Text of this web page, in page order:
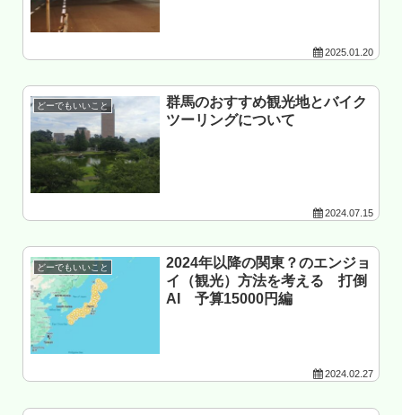
2025.01.20
どーでもいいこと
群馬のおすすめ観光地とバイク
ツーリングについて
2024.07.15
どーでもいいこと
2024年以降の関東？のエンジョ
イ（観光）方法を考える 打倒
AI 予算15000円編
2024.02.27